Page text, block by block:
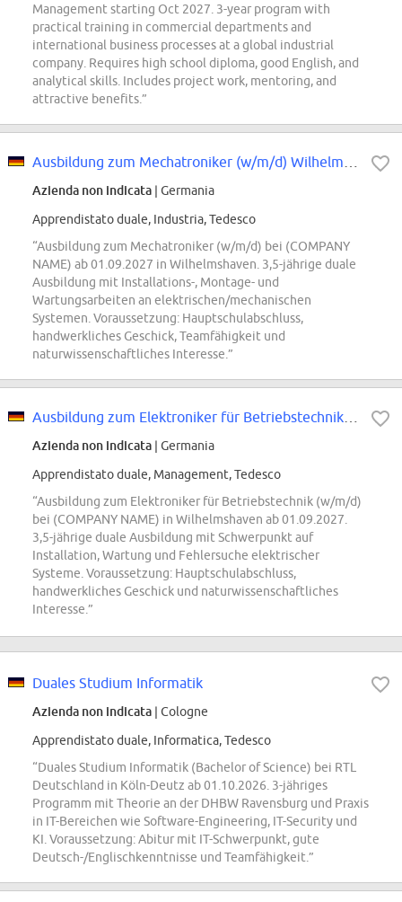
Management starting Oct 2027. 3-year program with
practical training in commercial departments and
international business processes at a global industrial
company. Requires high school diploma, good English, and
analytical skills. Includes project work, mentoring, and
attractive benefits.”
Azienda non indicata | Germania
Apprendistato duale, Industria, Tedesco
“Ausbildung zum Mechatroniker (w/m/d) bei (COMPANY
NAME) ab 01.09.2027 in Wilhelmshaven. 3,5-jährige duale
Ausbildung mit Installations-, Montage- und
Wartungsarbeiten an elektrischen/mechanischen
Systemen. Voraussetzung: Hauptschulabschluss,
handwerkliches Geschick, Teamfähigkeit und
naturwissenschaftliches Interesse.”
Azienda non indicata | Germania
Apprendistato duale, Management, Tedesco
“Ausbildung zum Elektroniker für Betriebstechnik (w/m/d)
bei (COMPANY NAME) in Wilhelmshaven ab 01.09.2027.
3,5-jährige duale Ausbildung mit Schwerpunkt auf
Installation, Wartung und Fehlersuche elektrischer
Systeme. Voraussetzung: Hauptschulabschluss,
handwerkliches Geschick und naturwissenschaftliches
Interesse.”
Duales Studium Informatik
Azienda non indicata | Cologne
Apprendistato duale, Informatica, Tedesco
“Duales Studium Informatik (Bachelor of Science) bei RTL
Deutschland in Köln-Deutz ab 01.10.2026. 3-jähriges
Programm mit Theorie an der DHBW Ravensburg und Praxis
in IT-Bereichen wie Software-Engineering, IT-Security und
KI. Voraussetzung: Abitur mit IT-Schwerpunkt, gute
Deutsch-/Englischkenntnisse und Teamfähigkeit.”